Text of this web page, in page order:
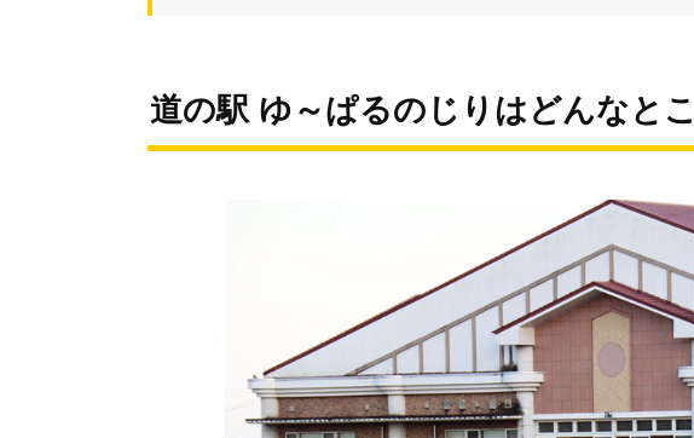
道の駅 ゆ～ぱるのじりはどんなと